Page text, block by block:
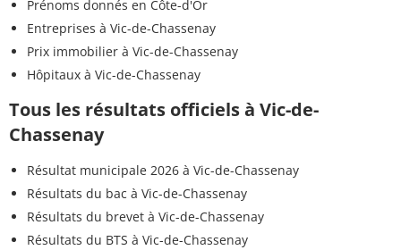
Prénoms donnés en Côte-d'Or
Entreprises à Vic-de-Chassenay
Prix immobilier à Vic-de-Chassenay
Hôpitaux à Vic-de-Chassenay
Tous les résultats officiels à Vic-de-
Chassenay
Résultat municipale 2026 à Vic-de-Chassenay
Résultats du bac à Vic-de-Chassenay
Résultats du brevet à Vic-de-Chassenay
Résultats du BTS à Vic-de-Chassenay